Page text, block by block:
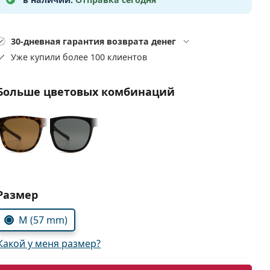
30-дневная гарантия возврата денег
Уже купили более 100 клиентов
цветовых комбинаций
параметры:
M (57 mm)
у меня размер?